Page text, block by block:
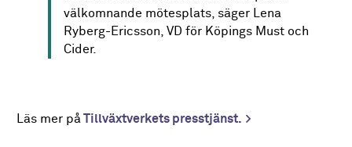
välkomnande mötesplats, säger Lena
Ryberg-Ericsson, VD för Köpings Must och
Cider.
Läs mer påTillväxtverkets presstjänst.